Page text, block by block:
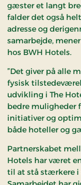
gæster et langt
falder det også
adresse og
samarbejde,
hos BWH Hotels.
”Det giver på alle
fysisk
udvikling i The
bedre muligheder
initiativer og
både hoteller og
Partnerskabet
Hotels har været
til at stå stærkere i